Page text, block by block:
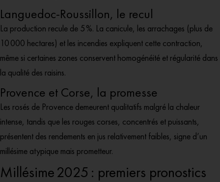
Languedoc-Roussillon, le recul
La production recule de 5 %. La canicule, les arrachages (plus de
10 000 hectares) et les incendies expliquent cette contraction,
même si certaines zones conservent homogénéité et régularité dans
la qualité des raisins.
Provence et Corse, la promesse
Les rosés de Provence demeurent qualitatifs malgré la chaleur
intense, tandis que les rouges corses, concentrés et puissants,
présentent des rendements en jus relativement faibles, signe d’un
millésime atypique mais prometteur.
Millésime 2025 : premiers pronostics